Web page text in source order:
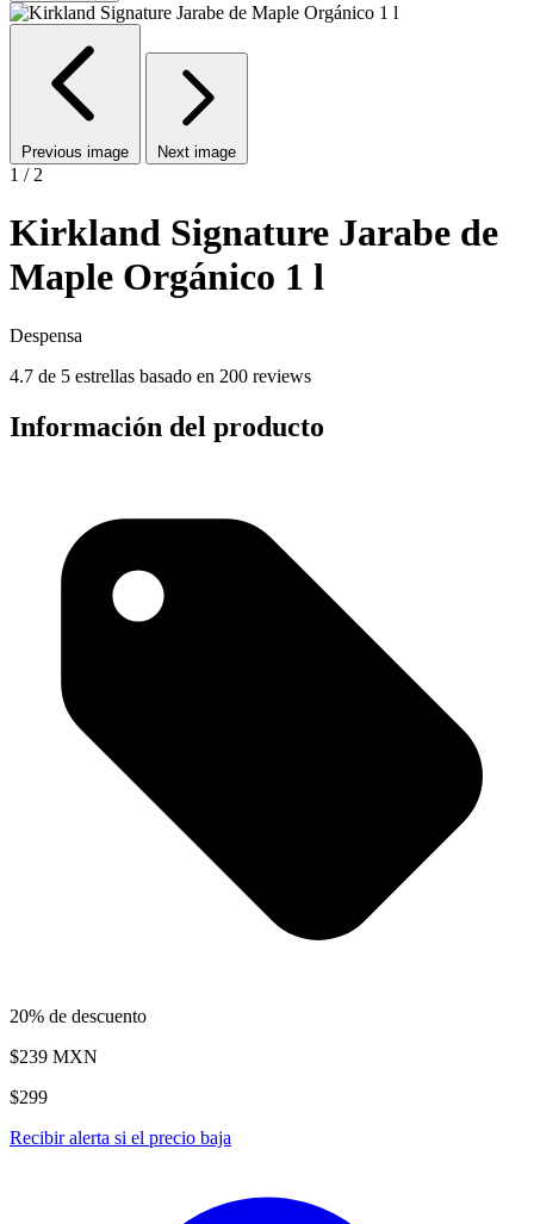
Previous image Next image
1 / 2
Kirkland Signature Jarabe de
Maple Orgánico 1 l
Despensa
4.7 de 5 estrellas basado en 200 reviews
Información del producto
20% de descuento
$239 MXN
$299
Recibir alerta si el precio baja